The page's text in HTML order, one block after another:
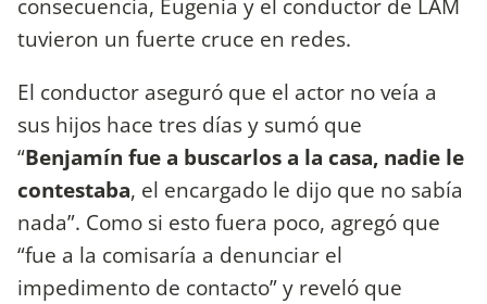
tuvieron un fuerte cruce en redes.
El conductor aseguró que el actor no veía a
sus hijos hace tres días y sumó que
“Benjamín fue a buscarlos a la casa, nadie le
contestaba, el encargado le dijo que no sabía
nada”. Como si esto fuera poco, agregó que
“fue a la comisaría a denunciar el
impedimento de contacto” y reveló que